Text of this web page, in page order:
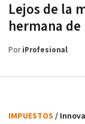
Lejos de la
hermana de
PoriProfesional
IMPUESTOS /